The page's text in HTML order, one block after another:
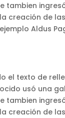
tambien
creación de
Aldus
el texto de
usó una
tambien
creación de